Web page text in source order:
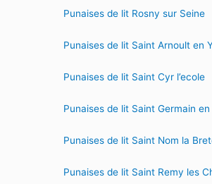
Punaises de lit Rosny sur Seine
Punaises de lit Saint Arnoult en
Punaises de lit Saint Cyr l’ecole
Punaises de lit Saint Germain
Punaises de lit Saint Nom la
Punaises de lit Saint Remy les